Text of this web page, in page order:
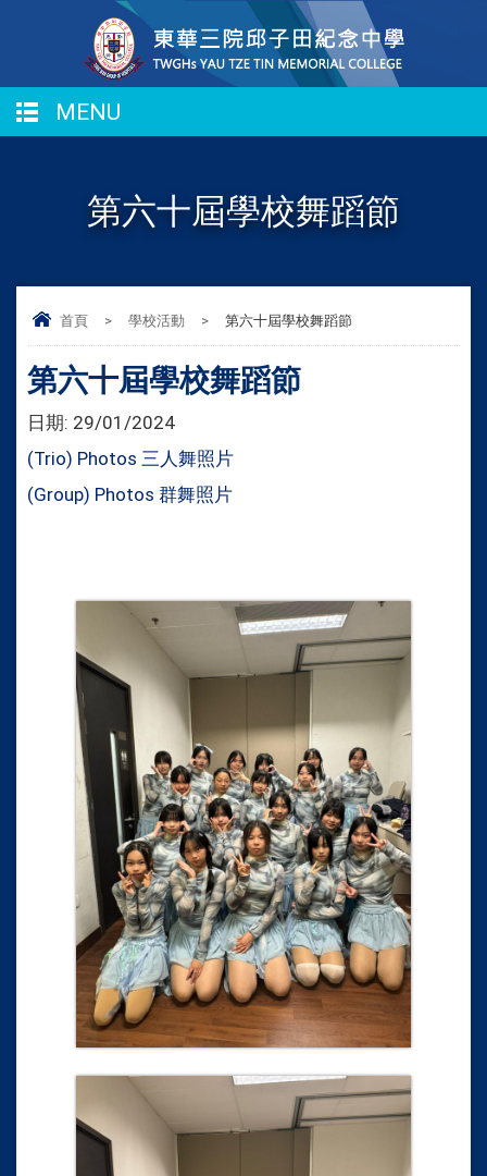
MENU
第六十屆學校舞蹈節
首頁 > 學校活動 > 第六十屆學校舞蹈節
第六十屆學校舞蹈節
日期: 29/01/2024
(Trio) Photos 三人舞照片
(Group) Photos 群舞照片